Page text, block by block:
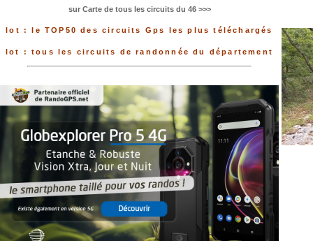
sur Carte de tous les circuits du 46 >>>
lot : le TOP50 des circuits Gps les plus téléchargés
lot : tous les circuits de randonnée du département